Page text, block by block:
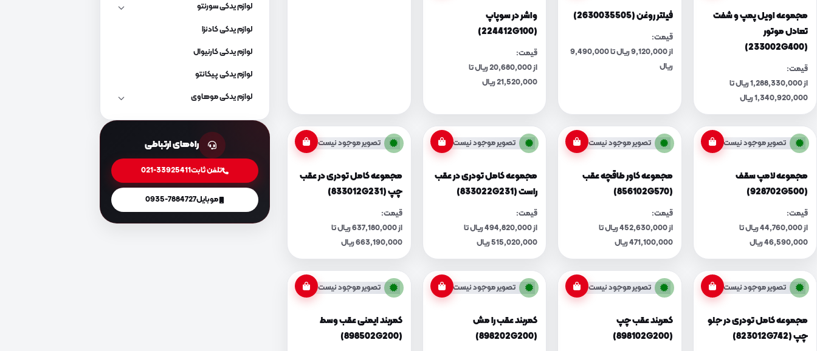
مجموعه اویل پمپ و شفت
تعادل موتور
(233002G400)
قیمت:
از 1,288,330,000 ریال تا
1,340,920,000 ریال
فیلتر روغن (2630035505)
قیمت:
از 9,120,000 ریال تا 9,490,000
ریال
واشر در سوپاپ
(224412G100)
قیمت:
از 20,680,000 ریال تا
21,520,000 ریال
تصویر موجود نیست
مجموعه لامپ سقف
(928702G500)
قیمت:
از 44,760,000 ریال تا
46,590,000 ریال
تصویر موجود نیست
مجموعه کاور طاقچه عقب
(856102G570)
قیمت:
از 452,630,000 ریال تا
471,100,000 ریال
تصویر موجود نیست
مجموعه کامل تودری در عقب
راست (833022G231)
قیمت:
از 494,820,000 ریال تا
515,020,000 ریال
تصویر موجود نیست
مجموعه کامل تودری در عقب
چپ (833012G231)
قیمت:
از 637,180,000 ریال تا
663,190,000 ریال
تصویر موجود نیست
مجموعه کامل تودری در جلو
چپ (823012G742)
تصویر موجود نیست
کمربند عقب چپ
(898102G200)
تصویر موجود نیست
کمربند عقب را مش
(898202G200)
تصویر موجود نیست
کمربند ایمنی عقب وسط
(898502G200)
لوازم یدکی سورنتو
لوازم یدکی کادنزا
لوازم یدکی کارنیوال
لوازم یدکی پیکانتو
لوازم یدکی موهاوی
راه‌های ارتباطی
تلفن ثابت021-33925411
موبایل0935-7884727